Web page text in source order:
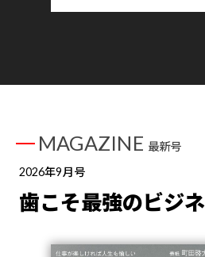
MAGAZINE 最新号
2026年9月号
歯こそ最強のビジ